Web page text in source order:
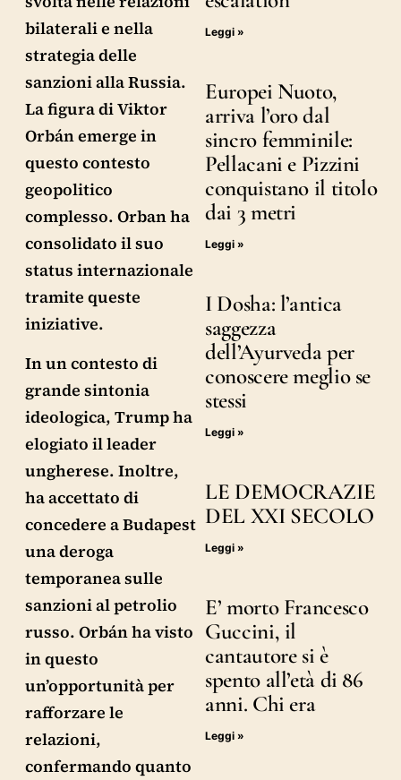
bilaterali e nella
strategia delle
sanzioni alla Russia.
La figura di Viktor
Orbán emerge in
questo contesto
geopolitico
complesso. Orban ha
consolidato il suo
status internazionale
tramite queste
iniziative.
In un contesto di
grande sintonia
ideologica, Trump ha
elogiato il leader
ungherese. Inoltre,
ha accettato di
concedere a Budapest
una deroga
temporanea sulle
sanzioni al petrolio
russo. Orbán ha visto
in questo
un’opportunità per
rafforzare le
relazioni,
confermando quanto
Leggi »
Europei Nuoto,
arriva l’oro dal
sincro femminile:
Pellacani e Pizzini
conquistano il titolo
dai 3 metri
Leggi »
I Dosha: l’antica
saggezza
dell’Ayurveda per
conoscere meglio se
stessi
Leggi »
LE DEMOCRAZIE
DEL XXI SECOLO
Leggi »
E’ morto Francesco
Guccini, il
cantautore si è
spento all’età di 86
anni. Chi era
Leggi »